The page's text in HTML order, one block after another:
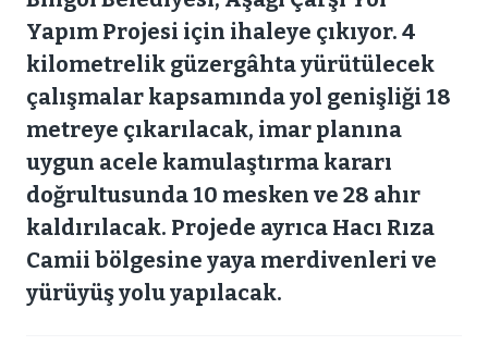
Yapım Projesi için ihaleye çıkıyor. 4
kilometrelik güzergâhta yürütülecek
çalışmalar kapsamında yol genişliği 18
metreye çıkarılacak, imar planına
uygun acele kamulaştırma kararı
doğrultusunda 10 mesken ve 28 ahır
kaldırılacak. Projede ayrıca Hacı Rıza
Camii bölgesine yaya merdivenleri ve
yürüyüş yolu yapılacak.